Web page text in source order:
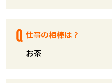
仕事の相棒は？
お茶